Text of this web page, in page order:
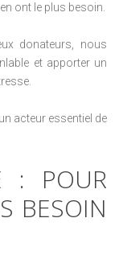
ont le plus besoin.
donateurs, nous
et apporter un
acteur essentiel de
:
POUR
BESOIN